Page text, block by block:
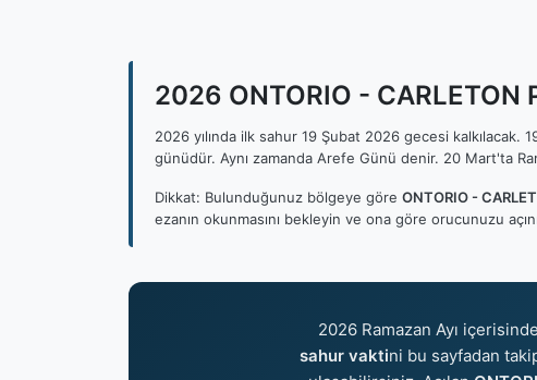
2026 ONTORIO - CARLETON
2026 yılında ilk sahur 19 Şubat 2026 gecesi kalkılacak.
günüdür. Aynı zamanda Arefe Günü denir. 20 Mart'ta
Dikkat: Bulunduğunuz bölgeye göre ONTORIO -
ezanın okunmasını bekleyin ve ona göre orucunuzu
2026 Ramazan Ayı içerisinde
sahur vaktini bu sayfadan